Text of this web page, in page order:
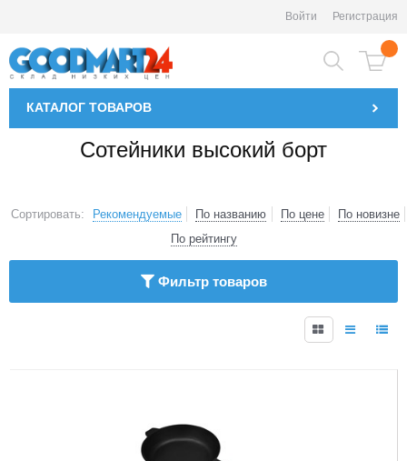
Войти Регистрация
КАТАЛОГ ТОВАРОВ
Сотейники высокий борт
Сортировать: Рекомендуемые По названию По цене
По новизне
По рейтингу
Фильтр товаров